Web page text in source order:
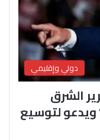
دولي وإقليمي
الشرق
ويدعو لتوسيع